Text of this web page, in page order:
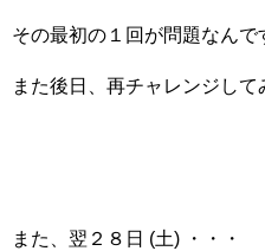
その最初の１回が問題なん
また後日、再チャレンジして
また、翌２８日 (土) ・・・